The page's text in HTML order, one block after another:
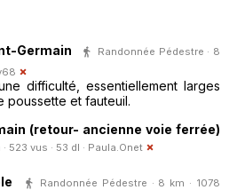
Germain
Randonnée Pédestre · 8
difficulté, essentiellement larges
poussette et fauteuil.
(retour- ancienne voie ferrée)
523 vus · 53 dl · Paula.Onet
Randonnée Pédestre · 8 km · 1078